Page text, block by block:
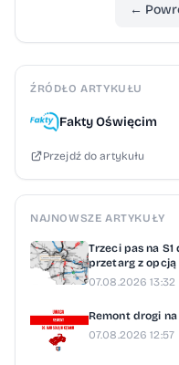
←
ŹRÓDŁO ARTYKUŁU
Fakty Oświęcim
Przejdź do artykułu
NAJNOWSZE ARTYKUŁY
Trzeci pas na S1
przetarg z opcją
07.08.2026 13:32
Remont drogi na
07.08.2026 12:57